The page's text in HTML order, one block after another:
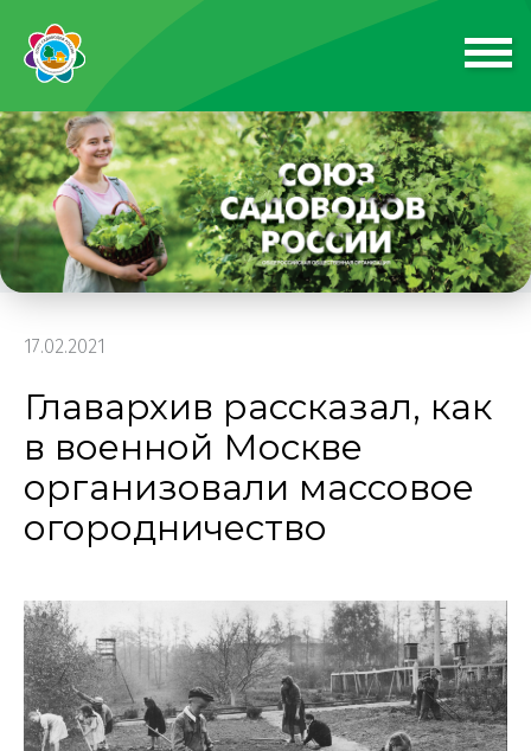
17.02.2021
Главархив рассказал, как
в военной Москве
организовали массовое
огородничество